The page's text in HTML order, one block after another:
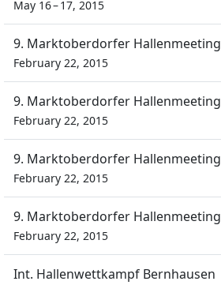
May 16 – 17, 2015
9. Marktoberdorfer Hallenmeeting
February 22, 2015
9. Marktoberdorfer Hallenmeeting
February 22, 2015
9. Marktoberdorfer Hallenmeeting
February 22, 2015
9. Marktoberdorfer Hallenmeeting
February 22, 2015
Int. Hallenwettkampf Bernhausen